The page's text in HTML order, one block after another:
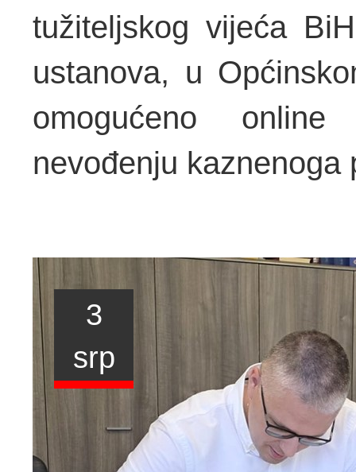
tužiteljskog vijeća
ustanova, u
omogućeno
nevođenju kaznenoga
3
srp